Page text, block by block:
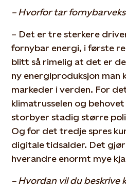
– Hvorfor tar
– Det er tre sterkere
fornybar energi, i første
blitt så rimelig at det er
ny energiproduksjon man
markeder i verden. For
klimatrusselen og
storbyer stadig større
Og for det tredje spres
digitale tidsalder. Det
hverandre enormt mye
– Hvordan vil du beskrive